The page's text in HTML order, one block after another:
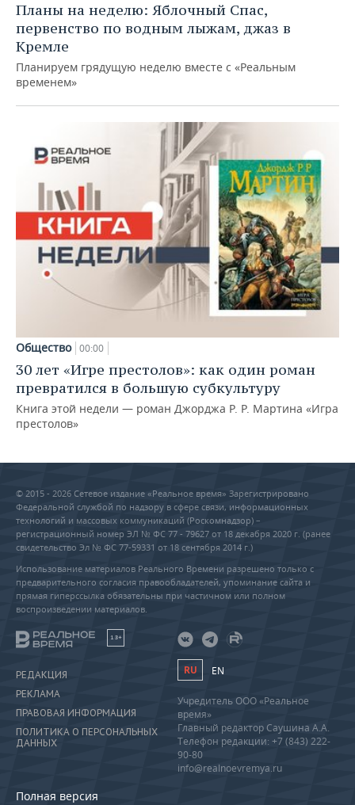
Планы на неделю: Яблочный Спас,
первенство по водным лыжам, джаз в
Кремле
Планируем грядущую неделю вместе с «Реальным
временем»
Общество 00:00
30 лет «Игре престолов»: как один роман
превратился в большую субкультуру
Книга этой недели — роман Джорджа Р. Р. Мартина «Игра
престолов»
© 2015 - 2026 Сетевое издание «Реальное время» Зарегистрировано
Федеральной службой по надзору в сфере связи, информационных
технологий и массовых коммуникаций (Роскомнадзор) –
регистрационный номер ЭЛ № ФС 77 - 79627 от 18 декабря 2020 г. (ранее
свидетельство Эл № ФС 77-59331 от 18 сентября 2014 г.)
Использование материалов Реального Времени разрешено только с
предварительного согласия правообладателей, упоминание сайта и
прямая гиперссылка обязательны при частичном или полном
воспроизведении материалов.
18+
РЕДАКЦИЯ
РЕКЛАМА
ПРАВОВАЯ ИНФОРМАЦИЯ
ПОЛИТИКА О ПЕРСОНАЛЬНЫХ
ДАННЫХ
Полная версия
RU EN
Учредитель ООО «Реальное
время»
Главный редактор Саушина А.А.
Телефон редакции: +7 (843) 222-
90-80
info@realnoevremya.ru